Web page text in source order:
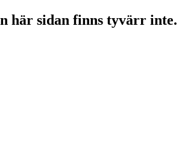
här sidan finns tyvärr inte.